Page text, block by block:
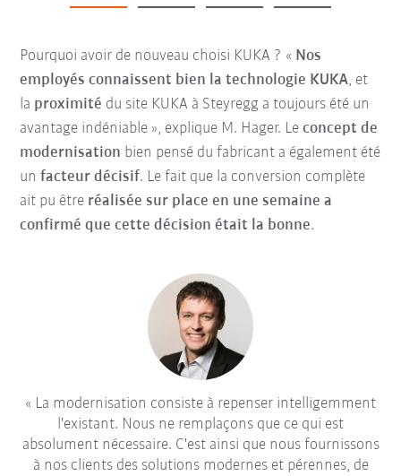
Pourquoi avoir de nouveau choisi KUKA ? « Nos
employés connaissent bien la technologie KUKA, et
la proximité du site KUKA à Steyregg a toujours été un
avantage indéniable », explique M. Hager. Leconcept de
modernisation bien pensé du fabricant a également été
unfacteur décisif. Le fait que la conversion complète
ait pu être réalisée sur place en une semaine a
confirmé que cette décision était la bonne.
La modernisation consiste à repenser intelligemment
l'existant. Nous ne remplaçons que ce qui est
absolument nécessaire. C'est ainsi que nous fournissons
à nos clients des solutions modernes et pérennes, de